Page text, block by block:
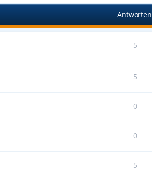
Antworten
5
5
0
0
5